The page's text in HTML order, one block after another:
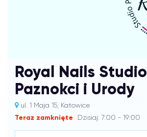
Royal Nails Studio
Paznokci i Urody
ul. 1 Maja 15, Katowice
Teraz zamknięte Dzisiaj: 7:00 - 19:00